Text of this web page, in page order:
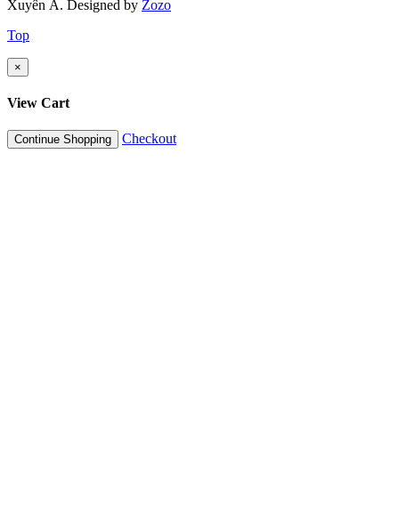
Xuyên Á. Designed by Zozo
Top
×
View Cart
Continue Shopping Checkout